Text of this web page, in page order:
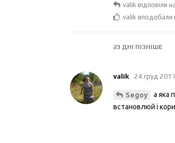
valik відповіли
valik вподобали
23 ДНІ ПІЗНІШЕ
valik 24 груд
Segoy
а яка
встановлюй і